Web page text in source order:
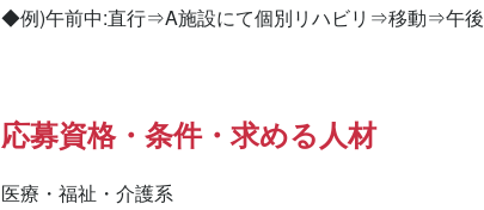
◆例)午前中:直行⇒A施設にて個別リハビリ⇒移動⇒午
応募資格・条件・求める人材
医療・福祉・介護系